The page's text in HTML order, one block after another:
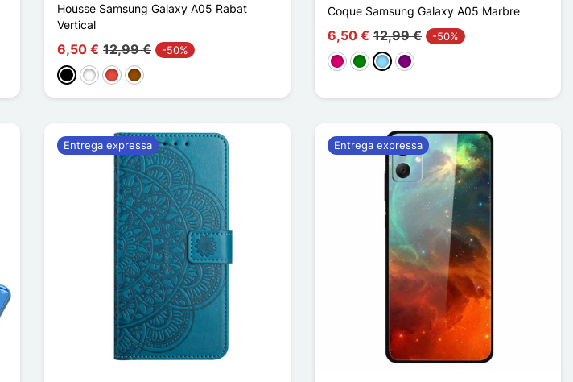
Housse Samsung Galaxy A05 Rabat
Vertical
6,50 € 12,99 € -50%
PretoBrancoVermelhoCastanho
Coque Samsung Galaxy A05 Marbre
6,50 € 12,99 € -50%
Magenta
VerdeAzul Claro
Púrpura
Entrega expressa Entrega expressa